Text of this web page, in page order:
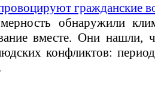
гражданские
обнаружили
вместе. Они нашли,
конфликтов: